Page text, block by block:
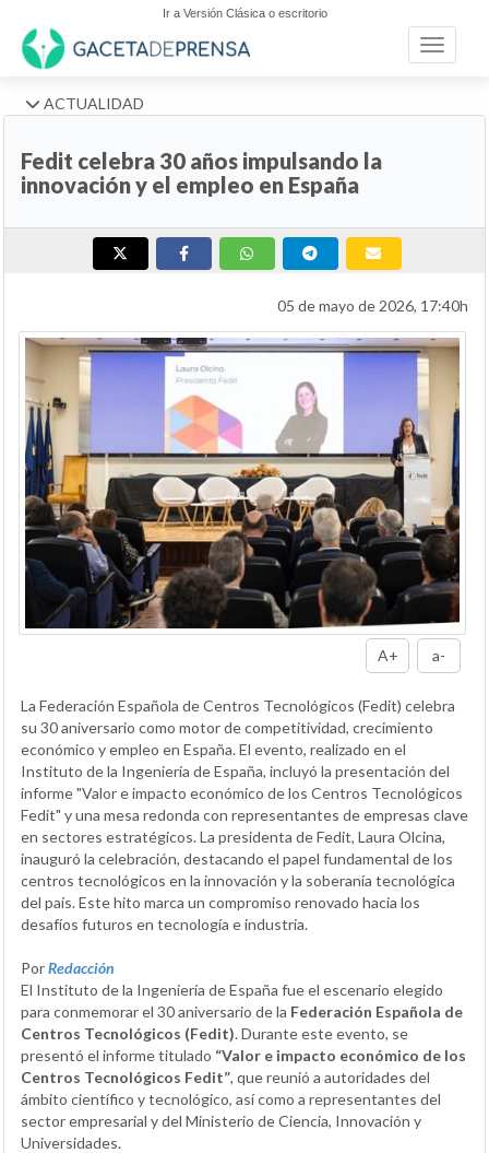
Ir a Versión Clásica o escritorio
Toggle
ACTUALIDAD
Fedit celebra 30 años impulsando la
innovación y el empleo en España
05 de mayo de 2026, 17:40h
A+ a-
La Federación Española de Centros Tecnológicos (Fedit) celebra
su 30 aniversario como motor de competitividad, crecimiento
económico y empleo en España. El evento, realizado en el
Instituto de la Ingeniería de España, incluyó la presentación del
informe "Valor e impacto económico de los Centros Tecnológicos
Fedit" y una mesa redonda con representantes de empresas clave
en sectores estratégicos. La presidenta de Fedit, Laura Olcina,
inauguró la celebración, destacando el papel fundamental de los
centros tecnológicos en la innovación y la soberanía tecnológica
del país. Este hito marca un compromiso renovado hacia los
desafíos futuros en tecnología e industria.
PorRedacción
El Instituto de la Ingeniería de España fue el escenario elegido
para conmemorar el 30 aniversario de la Federación Española de
Centros Tecnológicos (Fedit). Durante este evento, se
presentó el informe titulado “Valor e impacto económico de los
Centros Tecnológicos Fedit”, que reunió a autoridades del
ámbito científico y tecnológico, así como a representantes del
sector empresarial y del Ministerio de Ciencia, Innovación y
Universidades.